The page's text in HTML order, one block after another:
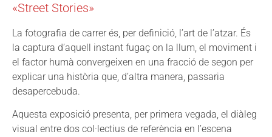
«Street Stories»
La fotografia de carrer és, per definició, l’art de l’atzar. És
la captura d’aquell instant fugaç on la llum, el moviment i
el factor humà convergeixen en una fracció de segon per
explicar una història que, d’altra manera, passaria
desapercebuda.
Aquesta exposició presenta, per primera vegada, el diàleg
visual entre dos col·lectius de referència en l’escena